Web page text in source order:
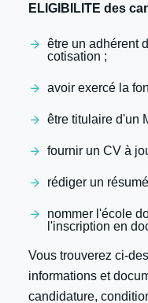
ELIGIBILITE des
être un adhérent
cotisation ;
avoir exercé la
être titulaire d'un
fournir un CV à
rédiger un
nommer l'école
l'inscription en
Vous trouverez ci-
informations et
candidature,